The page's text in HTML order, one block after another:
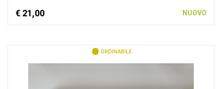
€ 21,00 NUOVO
ORDINABILE